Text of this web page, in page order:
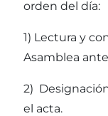
orden del día:
1) Lectura y
Asamblea
2)
el acta.